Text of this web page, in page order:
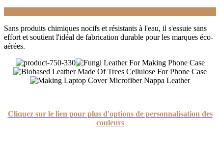
Sans produits chimiques nocifs et résistants à l'eau, il s'essuie sans
effort et soutient l'idéal de fabrication durable pour les marques éco-
aérées.
Cliquez sur le lien pour plus d'options de personnalisation des
couleurs